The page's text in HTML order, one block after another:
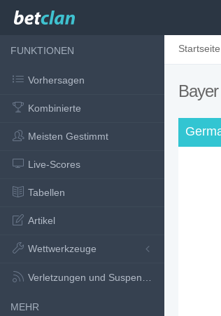
FUNKTIONEN
Vorhersagen
Kombinierte
Meisten Gestimmt
Live-Scores
Tabellen
Artikel
Wettwerkzeuge
Verletzungen und Suspensionen
MEHR
Startseite